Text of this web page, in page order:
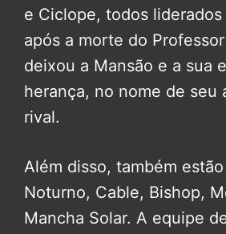
e Ciclope, todos
após a morte do
deixou a Mansão e a sua
herança, no nome de seu
rival.
Além disso, também
Noturno, Cable, Bishop,
Mancha Solar. A equipe